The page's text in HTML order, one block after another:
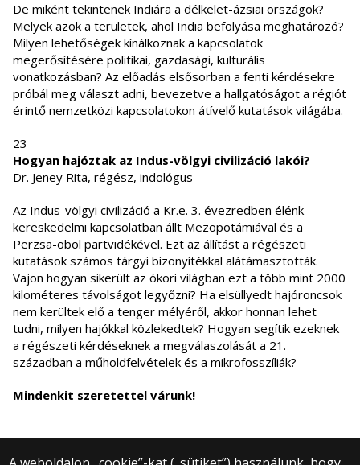
De miként tekintenek Indiára a délkelet-ázsiai országok?
Melyek azok a területek, ahol India befolyása meghatározó?
Milyen lehetőségek kínálkoznak a kapcsolatok
megerősítésére politikai, gazdasági, kulturális
vonatkozásban? Az előadás elsősorban a fenti kérdésekre
próbál meg választ adni, bevezetve a hallgatóságot a régiót
érintő nemzetközi kapcsolatokon átívelő kutatások világába.
23
Hogyan hajóztak az Indus-völgyi civilizáció lakói?
Dr. Jeney Rita, régész, indológus
Az Indus-völgyi civilizáció a Kr.e. 3. évezredben élénk
kereskedelmi kapcsolatban állt Mezopotámiával és a
Perzsa-öböl partvidékével. Ezt az állítást a régészeti
kutatások számos tárgyi bizonyítékkal alátámasztották.
Vajon hogyan sikerült az ókori világban ezt a több mint 2000
kilométeres távolságot legyőzni? Ha elsüllyedt hajóroncsok
nem kerültek elő a tenger mélyéről, akkor honnan lehet
tudni, milyen hajókkal közlekedtek? Hogyan segítik ezeknek
a régészeti kérdéseknek a megválaszolását a 21.
században a műholdfelvételek és a mikrofosszíliák?
Mindenkit szeretettel várunk!